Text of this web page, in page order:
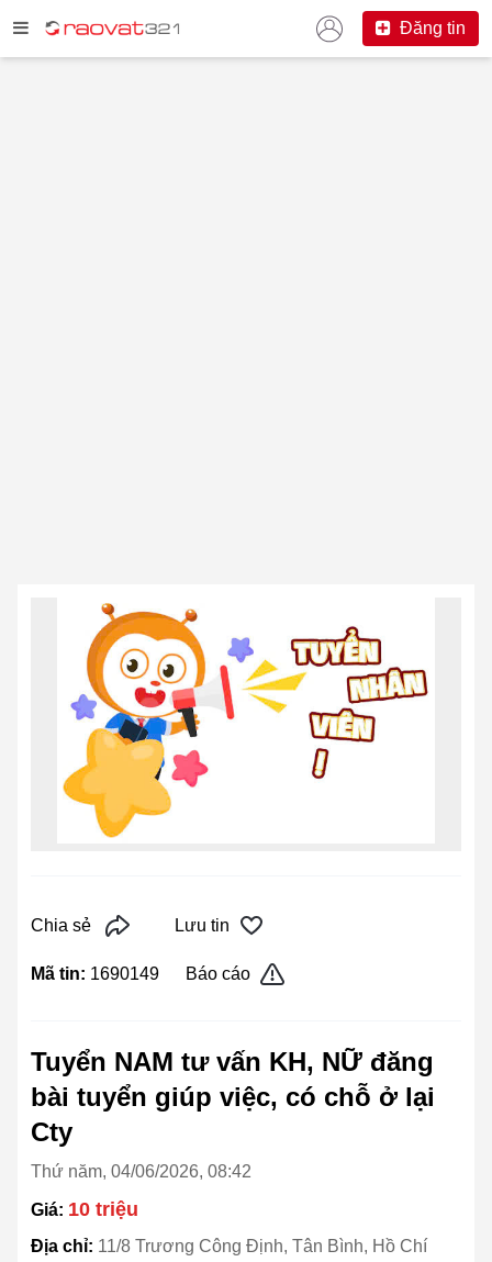
Đăng tin
Chia sẻ Lưu tin
Mã tin: 1690149 Báo cáo
Tuyển NAM tư vấn KH, NỮ đăng
bài tuyển giúp việc, có chỗ ở lại
Cty
Thứ năm, 04/06/2026, 08:42
Giá: 10 triệu
Địa chỉ: 11/8 Trương Công Định, Tân Bình, Hồ Chí